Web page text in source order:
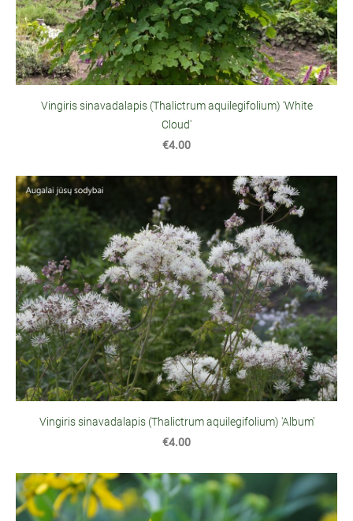
Vingiris sinavadalapis (Thalictrum aquilegifolium) 'White
Cloud'
€4.00
Vingiris sinavadalapis (Thalictrum aquilegifolium) 'Album'
€4.00